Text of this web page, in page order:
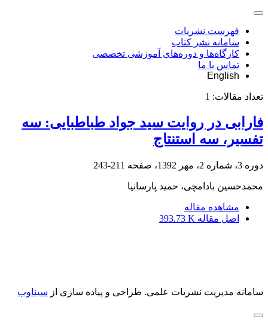
فهرست نشریات
سامانه نشر کتاب
کارگاه‌ها و دوره‌های آموزشی تخصصی
تماس با ما
English
تعداد مقالات: 1
فارابی در روایت سید جواد طباطبایی: سه
تفسیر، سه استنتاج
دوره 3، شماره 2، مهر 1392، صفحه 211-243
محمدحسین بادامچی، حمید پارسانیا
مشاهده مقاله
اصل مقاله 393.73 K
سامانه مدیریت نشریات علمی. طراحی و پیاده سازی از سیناوب